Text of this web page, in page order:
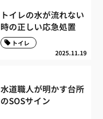
トイレの水が流れない
時の正しい応急処置
2025.11.19
トイレ
水道職人が明かす台所
のSOSサイン